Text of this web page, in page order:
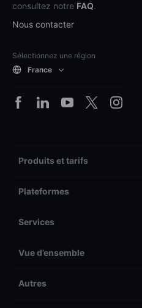
consultez notre FAQ.
Nous contacter
Sélectionnez une région
France
Produits et tarifs
Plateformes
Services
Vue d’ensemble
Autres